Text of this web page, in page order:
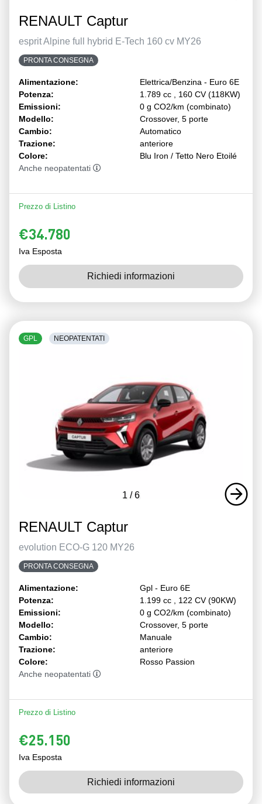
RENAULT Captur
esprit Alpine full hybrid E-Tech 160 cv MY26
PRONTA CONSEGNA
Alimentazione:
Elettrica/Benzina - Euro 6E
Potenza:
1.789 cc , 160 CV (118KW)
Emissioni:
0 g CO2/km (combinato)
Modello:
Crossover, 5 porte
Cambio:
Automatico
Trazione:
anteriore
Colore:
Blu Iron / Tetto Nero Etoilé
Anche neopatentati
Prezzo di Listino
€34.780
Iva Esposta
Richiedi informazioni
1 /6
GPL NEOPATENTATI
RENAULT Captur
evolution ECO-G 120 MY26
PRONTA CONSEGNA
Alimentazione:
Gpl - Euro 6E
Potenza:
1.199 cc , 122 CV (90KW)
Emissioni:
0 g CO2/km (combinato)
Modello:
Crossover, 5 porte
Cambio:
Manuale
Trazione:
anteriore
Colore:
Rosso Passion
Anche neopatentati
Prezzo di Listino
€25.150
Iva Esposta
Richiedi informazioni